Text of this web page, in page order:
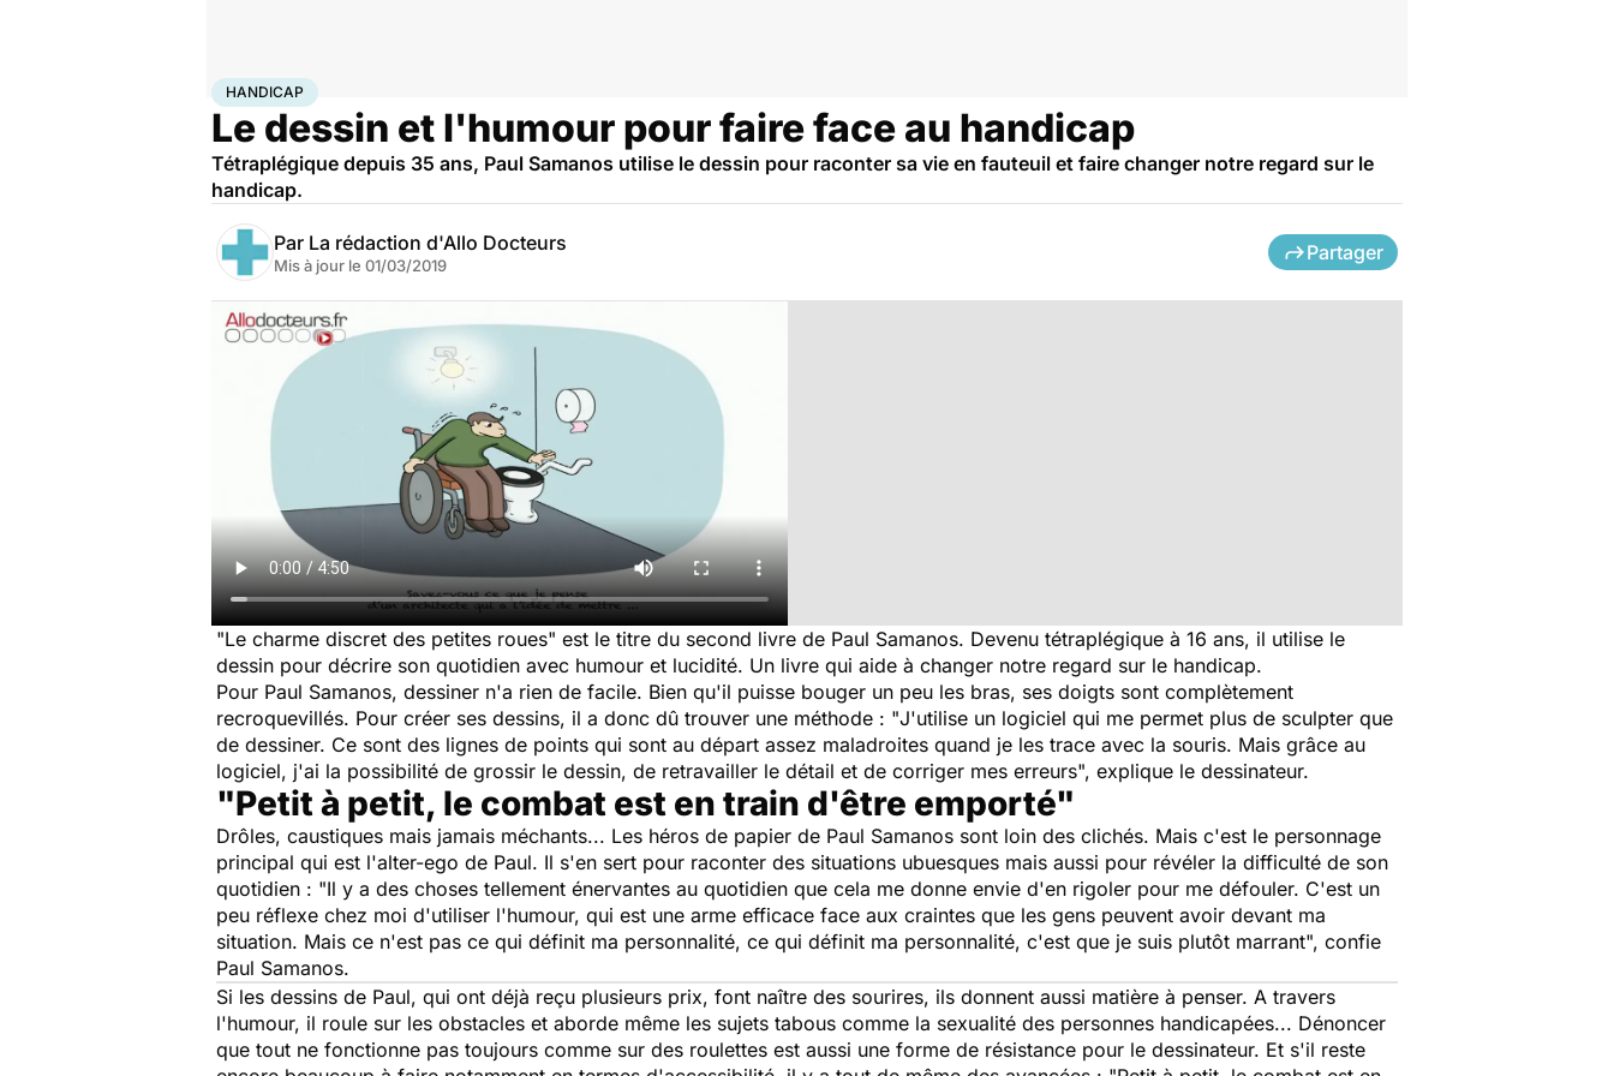
AccueilBien-être
HANDICAP
Le dessin et l'humour pour faire face au handicap
Tétraplégique depuis 35 ans, Paul Samanos utilise le dessin pour raconter sa vie en fauteuil et faire changer notre regard sur le
handicap.
Par La rédaction d'Allo Docteurs
Mis à jour le 01/03/2019
Partager
"Le charme discret des petites roues" est le titre du second livre de Paul Samanos. Devenu tétraplégique à 16 ans, il utilise le
dessin pour décrire son quotidien avec humour et lucidité. Un livre qui aide à changer notre regard sur le handicap.
Pour Paul Samanos, dessiner n'a rien de facile. Bien qu'il puisse bouger un peu les bras, ses doigts sont complètement
recroquevillés. Pour créer ses dessins, il a donc dû trouver une méthode : "J'utilise un logiciel qui me permet plus de sculpter que
de dessiner. Ce sont des lignes de points qui sont au départ assez maladroites quand je les trace avec la souris. Mais grâce au
logiciel, j'ai la possibilité de grossir le dessin, de retravailler le détail et de corriger mes erreurs", explique le dessinateur.
"Petit à petit, le combat est en train d'être emporté"
Drôles, caustiques mais jamais méchants... Les héros de papier de Paul Samanos sont loin des clichés. Mais c'est le personnage
principal qui est l'alter-ego de Paul. Il s'en sert pour raconter des situations ubuesques mais aussi pour révéler la difficulté de son
quotidien : "Il y a des choses tellement énervantes au quotidien que cela me donne envie d'en rigoler pour me défouler. C'est un
peu réflexe chez moi d'utiliser l'humour, qui est une arme efficace face aux craintes que les gens peuvent avoir devant ma
situation. Mais ce n'est pas ce qui définit ma personnalité, ce qui définit ma personnalité, c'est que je suis plutôt marrant", confie
Paul Samanos.
Si les dessins de Paul, qui ont déjà reçu plusieurs prix, font naître des sourires, ils donnent aussi matière à penser. A travers
l'humour, il roule sur les obstacles et aborde même les sujets tabous comme la sexualité des personnes handicapées... Dénoncer
que tout ne fonctionne pas toujours comme sur des roulettes est aussi une forme de résistance pour le dessinateur. Et s'il reste